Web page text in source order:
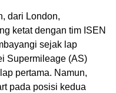
dari London,
ketat dengan tim ISEN
sejak lap
Supermileage (AS)
pertama. Namun,
pada posisi kedua